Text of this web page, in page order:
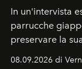
In un'intervista
parrucche
preservare la
08.09.2026 di